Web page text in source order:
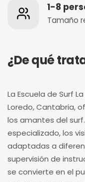
1-8
Tamaño
¿De qué
La Escuela de Surf
Loredo, Cantabria,
los amantes del
especializado, los
adaptadas a
supervisión de
se convierte en el